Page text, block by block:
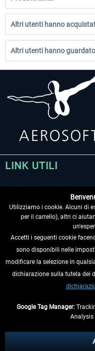
Altri utenti hanno
Altri utenti hanno
LINK UTILI
RECEDERE DAL
INFORMAZIONI
eventualmente le spese di
Utilizziamo i cookie. Alcuni di
per il carrello), altri ci
Accetti i seguenti cookie
sono disponibili nelle
modificare la selezione in
dichiarazione sulla tutela dei
Google Tag Manager:
Analysis